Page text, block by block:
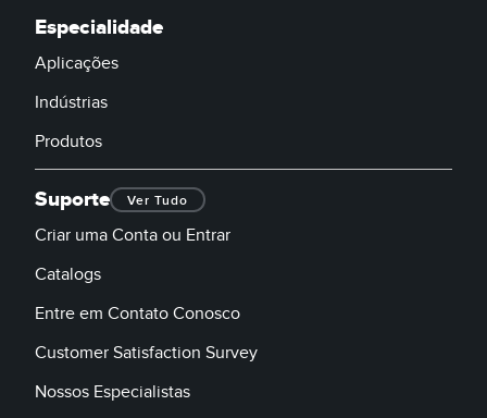
Banner Measurement Sensor Software
Software GUI para Sensores
TECHNOLOGY
Sensors with IO-Link
Especialidade
Aplicações
Indústrias
Produtos
Suporte Ver Tudo
Criar uma Conta ou Entrar
Catalogs
Entre em Contato Conosco
Customer Satisfaction Survey
Nossos Especialistas